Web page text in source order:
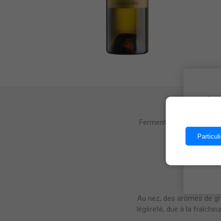
Fermentation dans des
Au nez, des arômes de
légèreté, due à la